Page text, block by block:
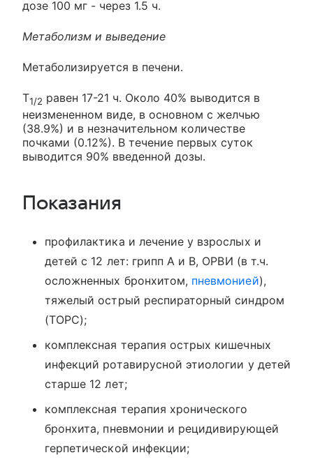
дозе 100 мг - через 1.5 ч.
Метаболизм и выведение
Метаболизируется в печени.
Т1/2 равен 17-21 ч. Около 40% выводится в
неизмененном виде, в основном с желчью
(38.9%) и в незначительном количестве
почками (0.12%). В течение первых суток
выводится 90% введенной дозы.
Показания
профилактика и лечение у взрослых и
детей с 12 лет: грипп А и В, ОРВИ (в т.ч.
осложненных бронхитом, пневмонией),
тяжелый острый респираторный синдром
(ТОРС);
комплексная терапия острых кишечных
инфекций ротавирусной этиологии у детей
старше 12 лет;
комплексная терапия хронического
бронхита, пневмонии и рецидивирующей
герпетической инфекции;